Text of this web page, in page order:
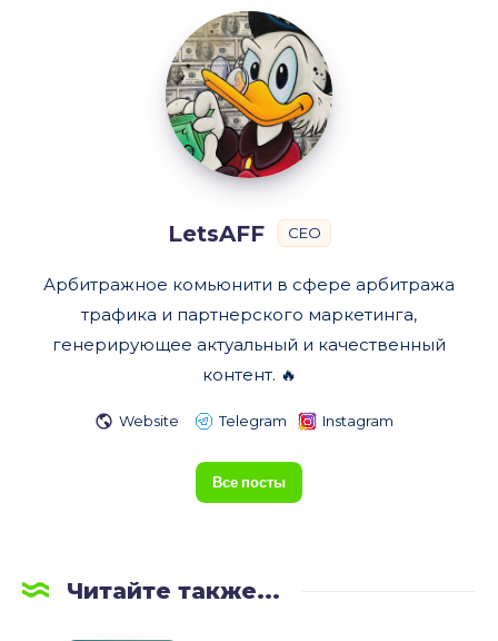
LetsAFF
LetsAFF CEO
Арбитражное комьюнити в сфере арбитража
трафика и партнерского маркетинга,
генерирующее актуальный и качественный
контент. 🔥
Website Telegram Instagram
Все посты
Читайте также...